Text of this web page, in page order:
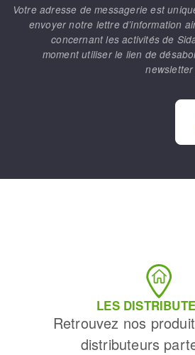
Votre adresse de messagerie est
envoyer notre lettre d’information
concernant les activités de
moment utiliser le lien de
LES
Retrouvez nos
distributeurs